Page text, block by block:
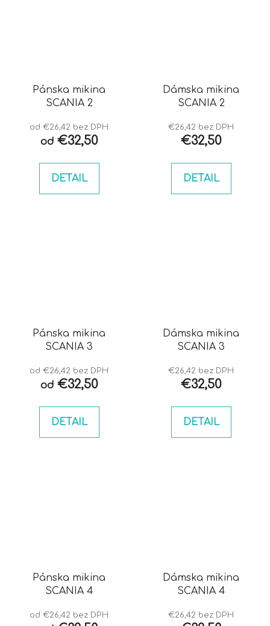
Pánska mikina
SCANIA 2
od €26,42 bez DPH
od€32,50
DETAIL
Dámska mikina
SCANIA 2
€26,42 bez DPH
€32,50
DETAIL
Pánska mikina
SCANIA 3
od €26,42 bez DPH
od€32,50
DETAIL
Dámska mikina
SCANIA 3
€26,42 bez DPH
€32,50
DETAIL
Pánska mikina
SCANIA 4
od €26,42 bez DPH
Dámska mikina
SCANIA 4
€26,42 bez DPH